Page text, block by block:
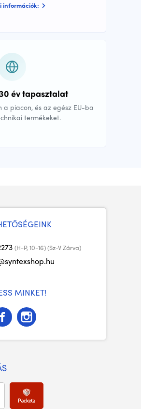
információk:
év tapasztalat
a piacon, és az egész EU-ba
termékeket.
(H-P, 10-16) (Sz-V Zárva)
MINKET!